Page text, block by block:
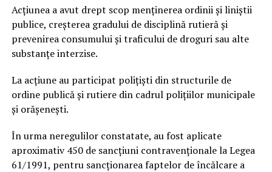
Acțiunea a avut drept scop menținerea ordinii și liniștii
publice, creșterea gradului de disciplină rutieră și
prevenirea consumului și traficului de droguri sau alte
substanțe interzise.
La acțiune au participat polițiști din structurile de
ordine publică și rutiere din cadrul polițiilor municipale
și orășenești.
În urma neregulilor constatate, au fost aplicate
aproximativ 450 de sancțiuni contravenționale la Legea
61/1991, pentru sancţionarea faptelor de încălcare a